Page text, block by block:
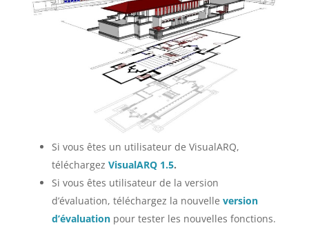
Si vous êtes un utilisateur de VisualARQ,
téléchargez VisualARQ 1.5.
Si vous êtes utilisateur de la version
d’évaluation, téléchargez la nouvelle version
d’évaluationpour tester les nouvelles fonctions.